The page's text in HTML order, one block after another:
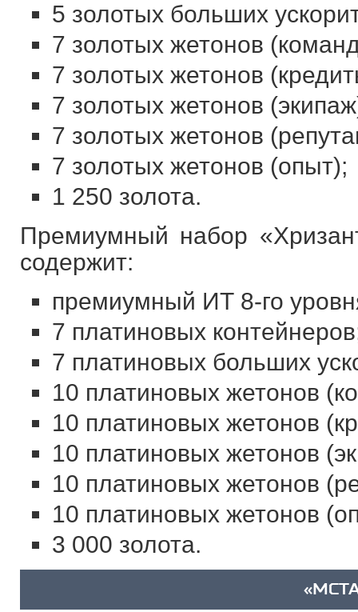
5 золотых больших
7 золотых жетонов
7 золотых жетонов
7 золотых жетонов
7 золотых жетонов
7 золотых жетонов (опыт);
1 250 золота.
Премиумный набор
содержит:
премиумный ИТ 8-го
7 платиновых
7 платиновых больших
10 платиновых жетонов
10 платиновых жетонов
10 платиновых жетонов
10 платиновых жетонов
10 платиновых жетонов
3 000 золота.